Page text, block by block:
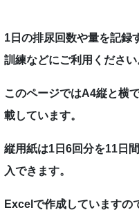
1日の排尿回数や量を記録
訓練などにご利用ください
このページではA4縦と横
載しています。
縦用紙は1日6回分を11日
入できます。
Excelで作成していますの